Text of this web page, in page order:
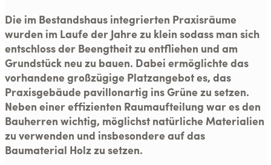
Die im Bestandshaus integrierten Praxisräume
wurden im Laufe der Jahre zu klein sodass man sich
entschloss der Beengtheit zu entfliehen und am
Grundstück neu zu bauen. Dabei ermöglichte das
vorhandene großzügige Platzangebot es, das
Praxisgebäude pavillonartig ins Grüne zu setzen.
Neben einer effizienten Raumaufteilung war es den
Bauherren wichtig, möglichst natürliche Materialien
zu verwenden und insbesondere auf das
Baumaterial Holz zu setzen.